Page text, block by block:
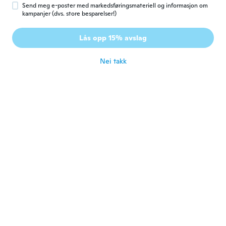
Lia
Ble med i 2017 · 38 omtaler · 1 opplastinger
Send meg e-poster med markedsføringsmateriell og informasjon om
kampanjer (dvs. store besparelser!)
Lås opp 15% avslag
Nei takk